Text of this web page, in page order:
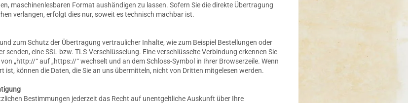
maschinenlesbaren Format aushändigen zu lassen. Sofern Sie die direkte Übertragung
verlangen, erfolgt dies nur, soweit es technisch machbar ist.
zum Schutz der Übertragung vertraulicher Inhalte, wie zum Beispiel Bestellungen oder
senden, eine SSL-bzw. TLS-Verschlüsselung. Eine verschlüsselte Verbindung erkennen Sie
„http://“ auf „https://“ wechselt und an dem Schloss-Symbol in Ihrer Browserzeile. Wenn
ist, können die Daten, die Sie an uns übermitteln, nicht von Dritten mitgelesen werden.
Bestimmungen jederzeit das Recht auf unentgeltliche Auskunft über Ihre